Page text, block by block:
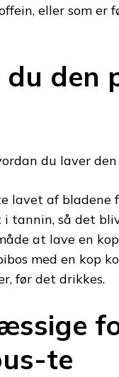
eller som er
den
du laver
lavet af bladene
tannin, så det
at lave en
med en kop
før det drikkes.
te